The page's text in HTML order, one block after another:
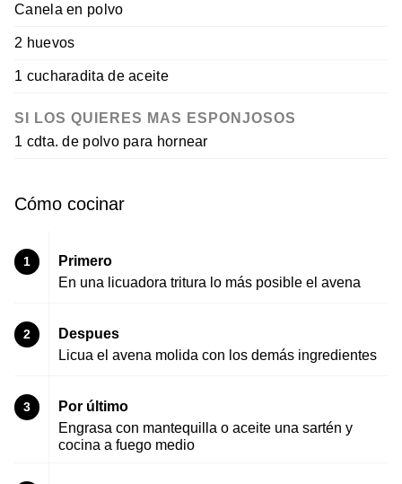
Canela en polvo
2 huevos
1 cucharadita de aceite
SI LOS QUIERES MAS ESPONJOSOS
1 cdta. de polvo para hornear
Cómo cocinar
1
Primero
En una licuadora tritura lo más posible el avena
2
Despues
Licua el avena molida con los demás ingredientes
3
Por último
Engrasa con mantequilla o aceite una sartén y
cocina a fuego medio